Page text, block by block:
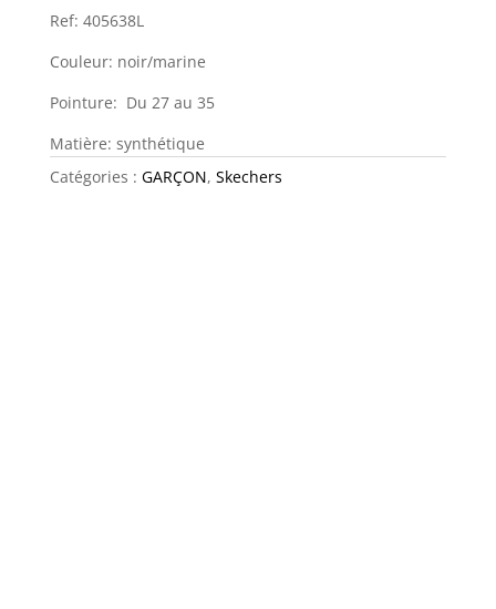
Ref: 405638L
Couleur: noir/marine
Pointure: Du 27 au 35
Matière: synthétique
Catégories : GARÇON, Skechers